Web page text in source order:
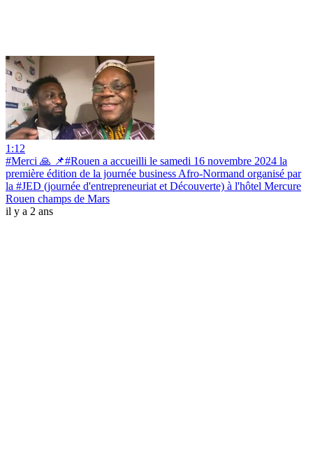
1:12
#Merci 🙏 📌#Rouen a accueilli le samedi 16 novembre 2024 la
première édition de la journée business Afro-Normand organisé par
la #JED (journée d'entrepreneuriat et Découverte) à l'hôtel Mercure
Rouen champs de Mars
il y a 2 ans